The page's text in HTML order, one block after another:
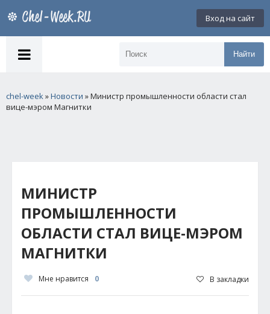
Вход на сайт
Найти
chel-week»Новости » Министр промышленности области стал
вице-мэром Магнитки
МИНИСТР
ПРОМЫШЛЕННОСТИ
ОБЛАСТИ СТАЛ ВИЦЕ-МЭРОМ
МАГНИТКИ
Мне нравится 0 В закладки